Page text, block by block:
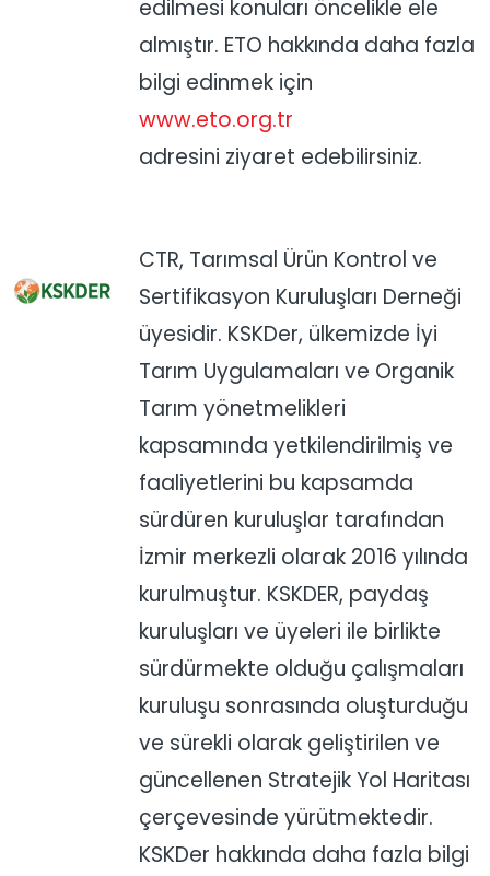
edilmesi konuları öncelikle ele
almıştır. ETO hakkında daha fazla
bilgi edinmek için
www.eto.org.tr
adresini ziyaret edebilirsiniz.
CTR, Tarımsal Ürün Kontrol ve
Sertifikasyon Kuruluşları Derneği
üyesidir. KSKDer, ülkemizde İyi
Tarım Uygulamaları ve Organik
Tarım yönetmelikleri
kapsamında yetkilendirilmiş ve
faaliyetlerini bu kapsamda
sürdüren kuruluşlar tarafından
İzmir merkezli olarak 2016 yılında
kurulmuştur. KSKDER, paydaş
kuruluşları ve üyeleri ile birlikte
sürdürmekte olduğu çalışmaları
kuruluşu sonrasında oluşturduğu
ve sürekli olarak geliştirilen ve
güncellenen Stratejik Yol Haritası
çerçevesinde yürütmektedir.
KSKDer hakkında daha fazla bilgi